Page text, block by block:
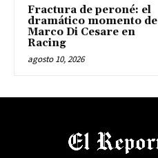
Fractura de peroné: el
dramático momento de
Marco Di Cesare en
Racing
agosto 10, 2026